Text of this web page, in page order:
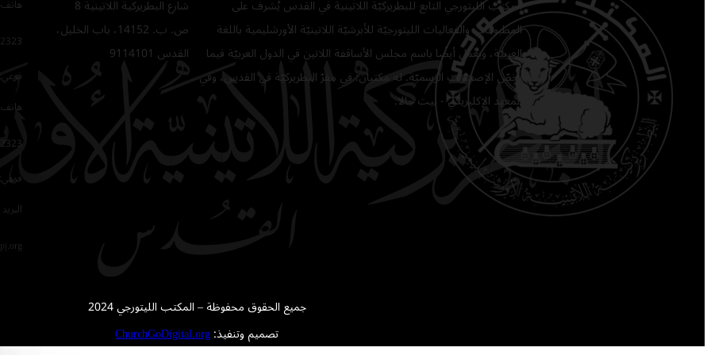
المكتب الليتورجي التابع للبطريركيّة اللاتينية في القدس يُشرف على
المطبوعات والفعاليات الليتورجيّة للأبرشيّة اللاتينيّة الأورشليمية باللغة
العربيّة، ويعمل أيضًا باسم مجلس الأساقفة اللاتين في الدول العربيّة فيما
يخصّ الإصدارات الرسميّة. له مكتبان: في مقرّ البطريركيّة في القدس، وفي
المعهد الإكليريكي - بيت جالا.
شارع البطريركية اللاتينية 8
ص. ب. 14152، باب الخليل،
القدس 9114101
فرعي: 464
هاتف
فرعي: 216
جميع الحقوق محفوظة – المكتب الليتورجي 2024
تصميم وتنفيذ:ChurchGoDigital.org